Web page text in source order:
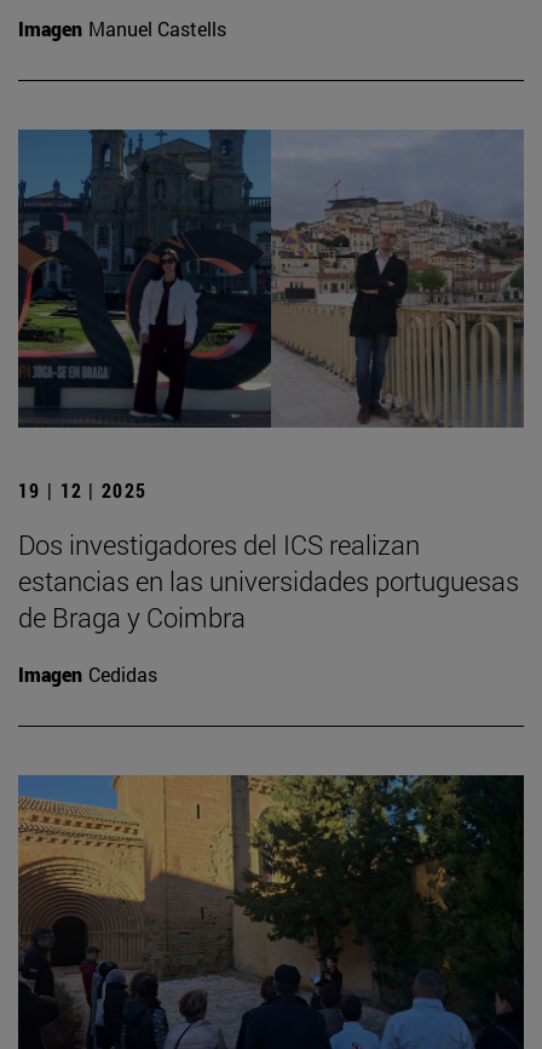
Imagen Manuel Castells
19 | 12 | 2025
Dos investigadores del ICS realizan
estancias en las universidades portuguesas
de Braga y Coimbra
Imagen Cedidas